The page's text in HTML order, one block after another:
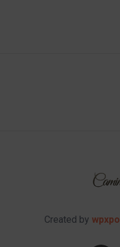
Created by wpxpo